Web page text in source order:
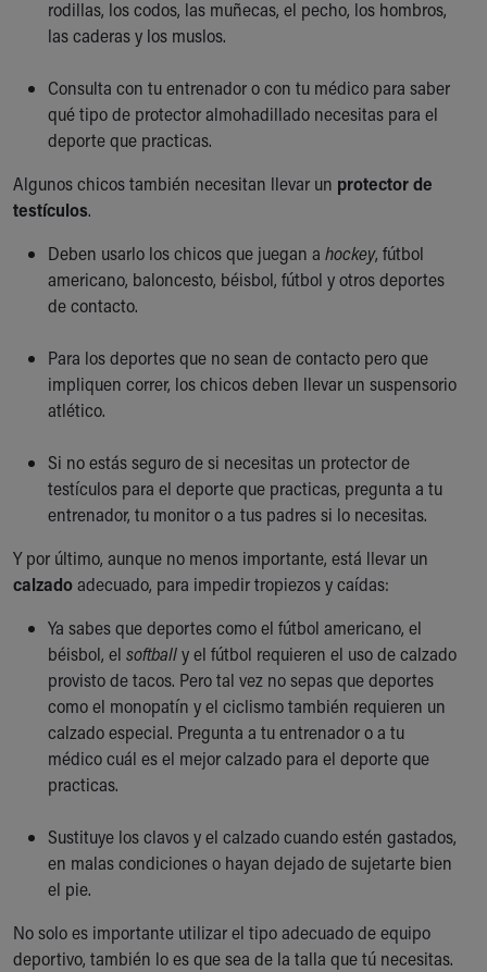
rodillas, los codos, las muñecas, el pecho, los hombros,
las caderas y los muslos.
Consulta con tu entrenador o con tu médico para saber
qué tipo de protector almohadillado necesitas para el
deporte que practicas.
Algunos chicos también necesitan llevar un protector de
testículos.
Deben usarlo los chicos que juegan a hockey, fútbol
americano, baloncesto, béisbol, fútbol y otros deportes
de contacto.
Para los deportes que no sean de contacto pero que
impliquen correr, los chicos deben llevar un suspensorio
atlético.
Si no estás seguro de si necesitas un protector de
testículos para el deporte que practicas, pregunta a tu
entrenador, tu monitor o a tus padres si lo necesitas.
Y por último, aunque no menos importante, está llevar un
calzadoadecuado, para impedir tropiezos y caídas:
Ya sabes que deportes como el fútbol americano, el
béisbol, el softbally el fútbol requieren el uso de calzado
provisto de tacos. Pero tal vez no sepas que deportes
como el monopatín y el ciclismo también requieren un
calzado especial. Pregunta a tu entrenador o a tu
médico cuál es el mejor calzado para el deporte que
practicas.
Sustituye los clavos y el calzado cuando estén gastados,
en malas condiciones o hayan dejado de sujetarte bien
el pie.
No solo es importante utilizar el tipo adecuado de equipo
deportivo, también lo es que sea de la talla que tú necesitas.